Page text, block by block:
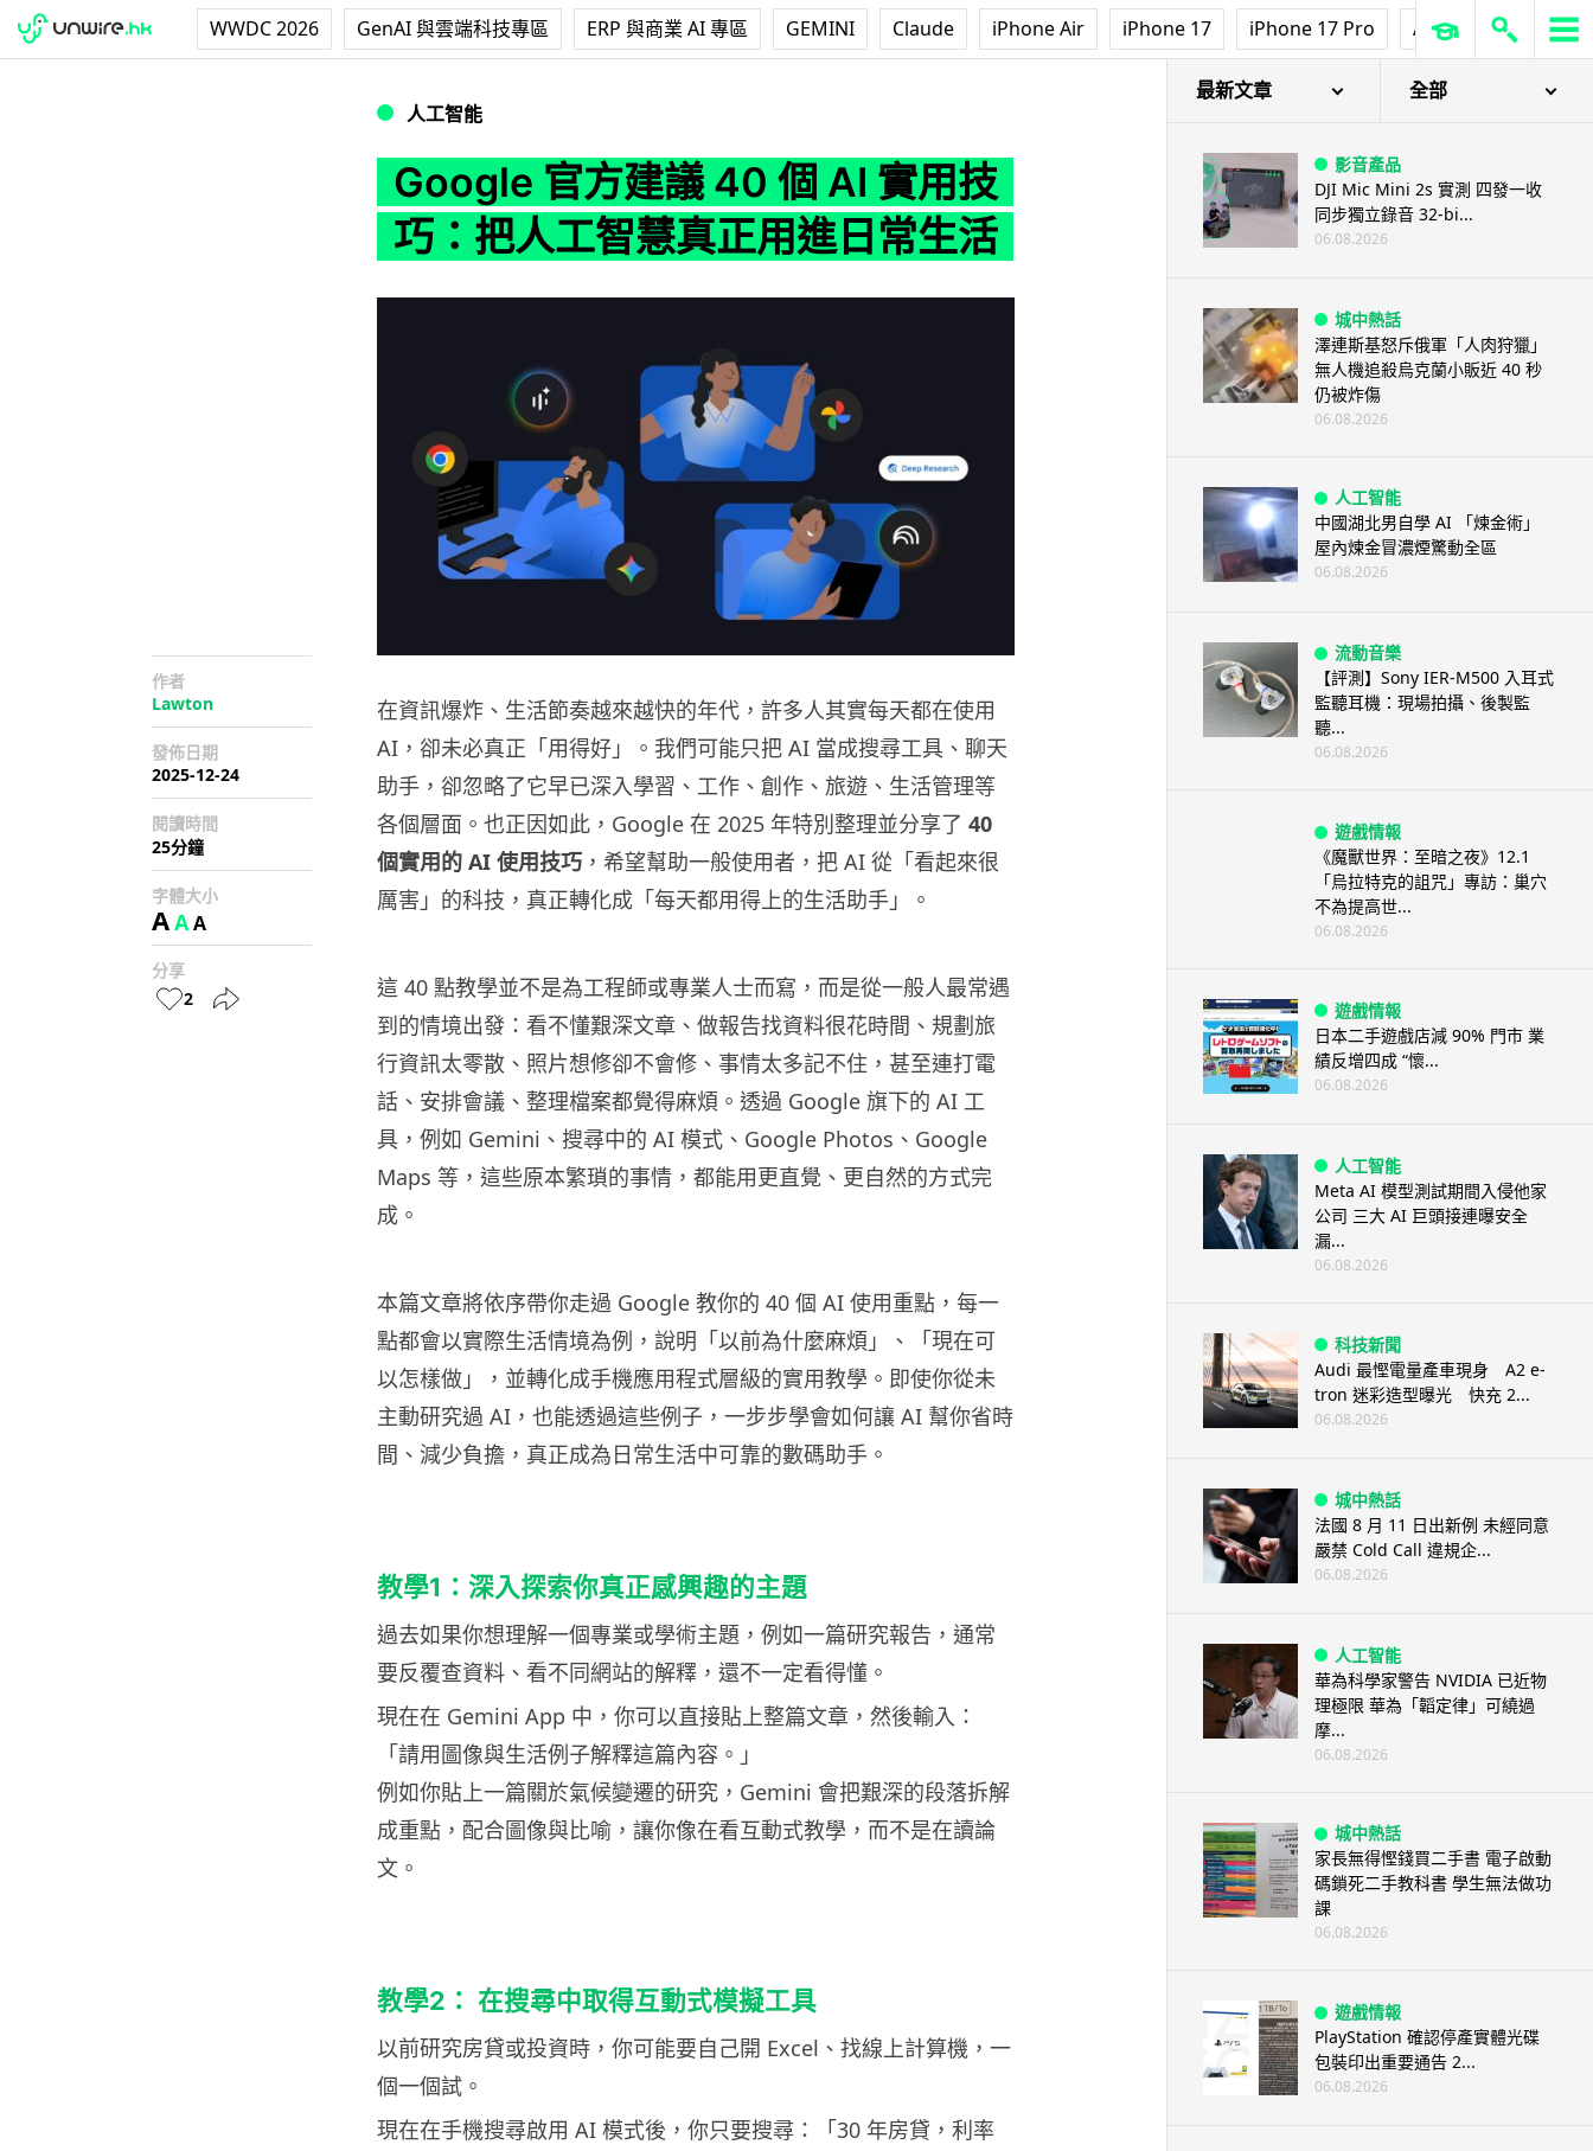
WWDC 2026 GenAI 與雲端科技專區 ERP 與商業 AI 專區 GEMINI Claude iPhone Air iPhone 17 iPhone 17 Pro AirPods Pro 3
人工智能
Google 官方建議 40 個 AI 實用技
巧：把人工智慧真正用進日常生活
作者
Lawton
發佈日期
2025-12-24
閱讀時間
25分鐘
字體大小
AAA
分享
2
在資訊爆炸、生活節奏越來越快的年代，許多人其實每天都在使用
AI，卻未必真正「用得好」。我們可能只把 AI 當成搜尋工具、聊天
助手，卻忽略了它早已深入學習、工作、創作、旅遊、生活管理等
各個層面。也正因如此，Google 在 2025 年特別整理並分享了 40
個實用的 AI 使用技巧 ，希望幫助一般使用者，把 AI 從「看起來很
厲害」的科技，真正轉化成「每天都用得上的生活助手」。
這 40 點教學並不是為工程師或專業人士而寫，而是從一般人最常遇
到的情境出發：看不懂艱深文章、做報告找資料很花時間、規劃旅
行資訊太零散、照片想修卻不會修、事情太多記不住，甚至連打電
話、安排會議、整理檔案都覺得麻煩。透過 Google 旗下的 AI 工
具，例如 Gemini、搜尋中的 AI 模式、Google Photos、Google
Maps 等，這些原本繁瑣的事情，都能用更直覺、更自然的方式完
成。
本篇文章將依序帶你走過 Google 教你的 40 個 AI 使用重點，每一
點都會以實際生活情境為例，說明「以前為什麼麻煩」、「現在可
以怎樣做」，並轉化成手機應用程式層級的實用教學。即使你從未
主動研究過 AI，也能透過這些例子，一步步學會如何讓 AI 幫你省時
間、減少負擔，真正成為日常生活中可靠的數碼助手。
教學1：深入探索你真正感興趣的主題
過去如果你想理解一個專業或學術主題，例如一篇研究報告，通常
要反覆查資料、看不同網站的解釋，還不一定看得懂。
現在在 Gemini App 中，你可以直接貼上整篇文章，然後輸入：
「請用圖像與生活例子解釋這篇內容。」
例如你貼上一篇關於氣候變遷的研究，Gemini 會把艱深的段落拆解
成重點，配合圖像與比喻，讓你像在看互動式教學，而不是在讀論
文。
教學2： 在搜尋中取得互動式模擬工具
以前研究房貸或投資時，你可能要自己開 Excel、找線上計算機，一
個一個試。
現在在手機搜尋啟用 AI 模式後，你只要搜尋：「30 年房貸，利率
最新文章 全部
影音產品
DJI Mic Mini 2s 實測 四發一收
同步獨立錄音 32-bi...
06.08.2026
城中熱話
澤連斯基怒斥俄軍「人肉狩獵」
無人機追殺烏克蘭小販近 40 秒
仍被炸傷
06.08.2026
人工智能
中國湖北男自學 AI 「煉金術」
屋內煉金冒濃煙驚動全區
06.08.2026
流動音樂
【評測】Sony IER-M500 入耳式
監聽耳機：現場拍攝、後製監
聽...
06.08.2026
遊戲情報
《魔獸世界：至暗之夜》12.1
「烏拉特克的詛咒」專訪：巢穴
不為提高世...
06.08.2026
遊戲情報
日本二手遊戲店減 90% 門市 業
績反增四成 “懷...
06.08.2026
人工智能
Meta AI 模型測試期間入侵他家
公司 三大 AI 巨頭接連曝安全
漏...
06.08.2026
科技新聞
Audi 最慳電量產車現身 A2 e-
tron 迷彩造型曝光 快充 2...
06.08.2026
城中熱話
法國 8 月 11 日出新例 未經同意
嚴禁 Cold Call 違規企...
06.08.2026
人工智能
華為科學家警告 NVIDIA 已近物
理極限 華為「韜定律」可繞過
摩...
06.08.2026
城中熱話
家長無得慳錢買二手書 電子啟動
碼鎖死二手教科書 學生無法做功
課
06.08.2026
遊戲情報
PlayStation 確認停產實體光碟
包裝印出重要通告 2...
06.08.2026